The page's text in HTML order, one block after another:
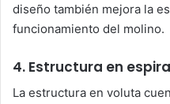
diseño también mejora la
funcionamiento del molino.
4. Estructura en
La estructura en voluta